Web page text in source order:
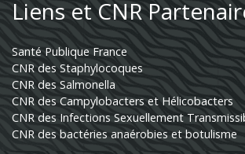
Liens et CNR
Santé Publique France
CNR des Staphylocoques
CNR des Salmonella
CNR des Campylobacters et Hélicobacters
CNR des Infections Sexuellement
CNR des bactéries anaérobies et botulisme